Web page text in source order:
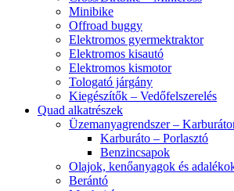
Minibike
Offroad buggy
Elektromos gyermektraktor
Elektromos kisautó
Elektromos kismotor
Tologató járgány
Kiegészítők – Vedőfelszerelés
Quad alkatrészek
Üzemanyagrendszer –
Karburáto – Porlasztó
Benzincsapok
Olajok, kenőanyagok és
Berántó